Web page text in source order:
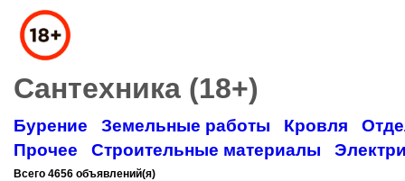
Сантехника (18+)
Бурение Земельные работы Кровля
Прочее
Строительные материалы
Всего 4656 объявлений(я)